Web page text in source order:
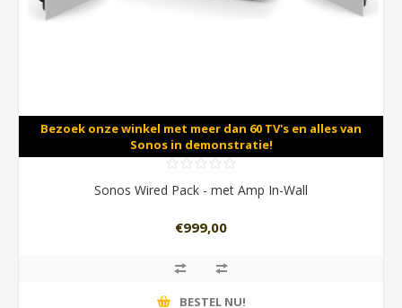
Bezoek onze winkel met meer dan 60 TV's en alles van
Sonos in demonstratie!
Sonos Wired Pack - met Amp In-Wall
€999,00
BESTEL NU!